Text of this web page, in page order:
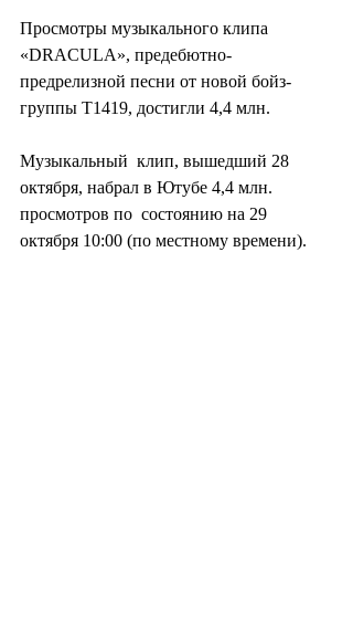
Просмотры музыкального клипа
«DRACULA», предебютно-
предрелизной песни от новой бойз-
группы T1419, достигли 4,4 млн.
Музыкальный  клип, вышедший 28
октября, набрал в Ютубе 4,4 млн.
просмотров по  состоянию на 29
октября 10:00 (по местному времени).